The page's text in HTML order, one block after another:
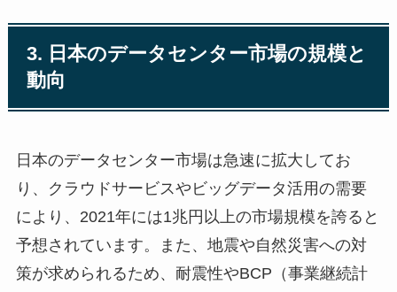
3. 日本のデータセンター市場の規模と
動向
日本のデータセンター市場は急速に拡大してお
り、クラウドサービスやビッグデータ活用の需要
により、2021年には1兆円以上の市場規模を誇ると
予想されています。また、地震や自然災害への対
策が求められるため、耐震性やBCP（事業継続計